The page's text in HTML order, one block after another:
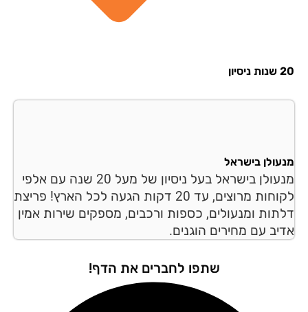
בישראל
מנעולן בישראל בעל ניסיון של מעל 20 שנה עם אלפי
לקוחות מרוצים, עד 20 דקות הגעה לכל הארץ! פריצת
ומנעולים, כספות ורכבים, מספקים שירות אמין
עם מחירים הוגנים.
שתפו לחברים את הדף!